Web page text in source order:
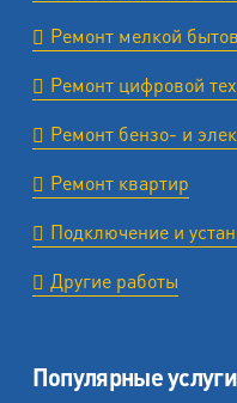
Ремонт мелкой
Ремонт цифровой
Ремонт бензо- и
Ремонт квартир
Подключение и
Другие работы
Популярные услуги